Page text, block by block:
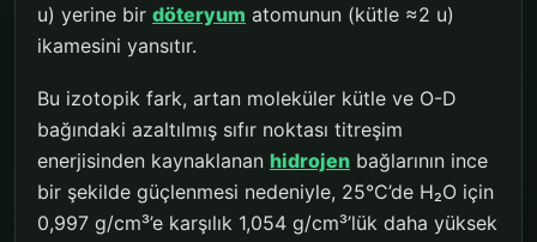
u) yerine bir döteryum atomunun (kütle ≈2 u)
ikamesini yansıtır.
Bu izotopik fark, artan moleküler kütle ve O-D
bağındaki azaltılmış sıfır noktası titreşim
enerjisinden kaynaklanan hidrojen bağlarının ince
bir şekilde güçlenmesi nedeniyle, 25°C’de H₂O için
0,997 g/cm³’e karşılık 1,054 g/cm³’lük daha yüksek